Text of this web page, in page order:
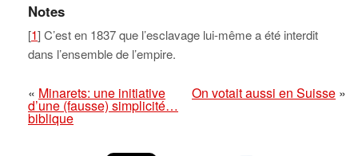
Notes
[1] C’est en 1837 que l’esclavage lui-même a été interdit
dans l’ensemble de l’empire.
« Minarets: une initiative
d’une (fausse) simplicité…
biblique
On votait aussi en Suisse »